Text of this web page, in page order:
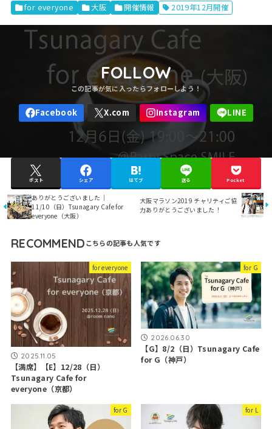
for everyone 大阪 開催情報 2019年12月開催
FOLLOW
ポスト シェア はてブ 送る Pocket
ありがとうございました｜
11/10（日）Tsunagary Cafe for
everyone（大阪）
大阪マラソン2019 チャリティご協
力ありがとうございました！
RECOMMEND
for everyone
2025.11.05
【満席】【E】12/28（日）
Tsunagary Cafe for
everyone（京都）
for G
2026.06.30
【G】8/2（日）Tsunagary Cafe
for G（神戸）
for G for L